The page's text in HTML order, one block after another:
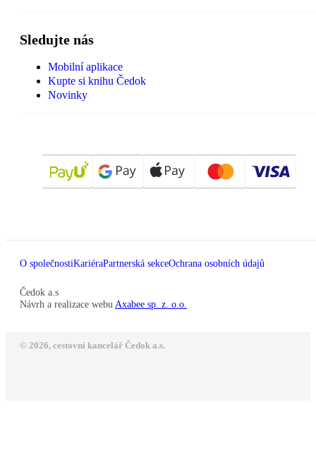
Sledujte nás
Mobilní aplikace
Kupte si knihu Čedok
Novinky
O společnostiKariéraPartnerská sekceOchrana osobních údajů
Čedok a.s
Návrh a realizace webu Axabee sp. z. o.o.
© 2026, cestovní kancelář Čedok a.s.